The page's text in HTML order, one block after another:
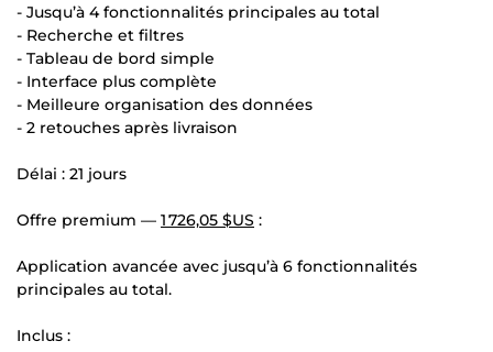
- Jusqu’à 4 fonctionnalités principales au total
- Recherche et filtres
- Tableau de bord simple
- Interface plus complète
- Meilleure organisation des données
- 2 retouches après livraison
Délai : 21 jours
Offre premium — 1 726,05 $US :
Application avancée avec jusqu’à 6 fonctionnalités
principales au total.
Inclus :